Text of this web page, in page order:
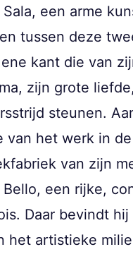
Sala, een arme
tussen deze
kant die van
zijn grote
steunen.
van het werk in de
van zijn
Bello, een rijke,
Daar bevindt
het artistieke